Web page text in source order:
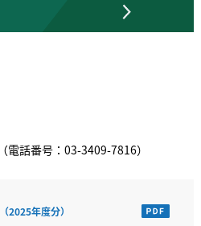
電話番号：03-3409-7816）
2025年度分）